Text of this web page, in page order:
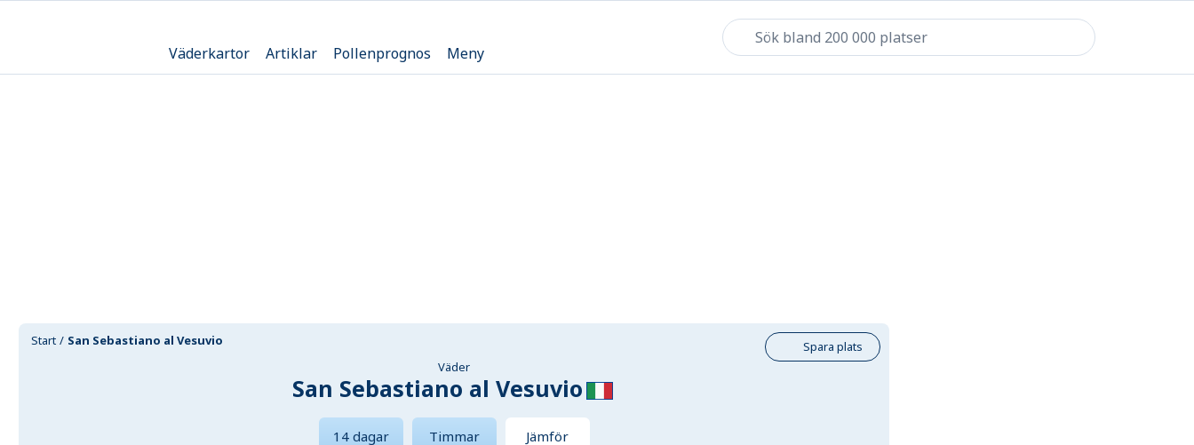
Väderkartor Artiklar Pollenprognos Meny
Start San Sebastiano al Vesuvio
Spara plats
Väder
San Sebastiano al Vesuvio
14 dagar Timmar Jämför